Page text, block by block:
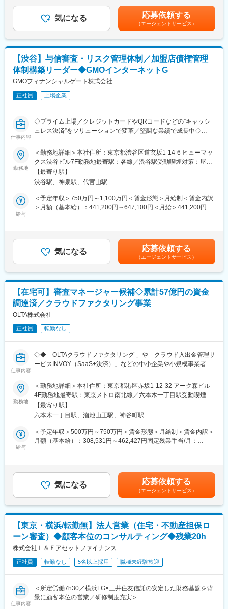
https://www.zenkoku.co.jp/company/shoplist.html
北海道 宮城県 東京都 神奈川県 愛知県 石川県 大阪府 広島県 香川
県 福岡県
変更の範囲：会社の定める業務
・既存取引先（不動産会社、金融機関等）および顧客のフォロー
・融資案件の相談対応、審査、契約事務、実行処理
■入社後のミッション
（1）融資審査
お客様と面談を通し、勤務状況や収入、融資希望内容等様々な側
面から融資可否を判断します。不動産会社への提案活動と並行し
て進める業務のため、他の審査担当や契約担当と連携し面談や事
務手続きを引き継ぐ体制も整えています。
（2）不動産会社への提案活動
不動産会社向けに当社商品の活用場面等の提案活動を行います。
必要な場面で真っ先にご相談いただけるような信頼関係を構築し
を説明する勉強会の実施などを通じて、企業の営業活動を支援し
ます。
■注目ポイント
い専門的な知識を身につけることが可能。
・独自の審査基準を用いており、形式的な審査ではなく顧客との
・担当案件に対し自らの考えを持ち、提案する場面が多々ござい
ますので、真摯に向き合い顧客本位を実感できる環境
■組織構成
本店営業第一部50名、第二部20名、第四部40名、新宿60名、池袋
30名、横浜30名
※人数は暫定、20～30代を中心に幅広い層が活躍しております。
■研修体制
中途入社者が8割以上。入社時研修、フォローアップ研修、OJT、
変更の範囲：会社の定める業務
給年1回、■賞与年2回（6月、12月） ■給与例：年収500万円／26
歳 年収572万円／28歳 年収710万／35歳 ※左記に加え、別途残
業代実費支給賃金はあくまでも目安の金額であり、選考を通じて
上下する可能性があります。月給(月額)は固定手当を含めた表記で
す。
気になる 応募依頼する
（エージェントサービス）
【渋谷】与信審査・リスク管理体制／加盟店債権管理
体制構築リーダー◆GMOインターネットG
GMOフィナンシャルゲート株式会社
正社員 上場企業
仕事内容
◇プライム上場／クレジットカードやQRコードなどの”キャッシ
ュレス決済”をソリューションで変革／堅調な業績で成長中◇
■業務内容：
当社が提供する決済サービスにおける、加盟店審査、途上与信、
債権管理業務のプレイングリーダーとして、実務および体制構
築・業務フロー改善をお任せします。
◎新規加盟店申し込みに対する審査業務（法人・個人事業主）
・審査基準（ロジック）の策定・ブラッシュアップ
・審査業務の自動化・システム化に向けた要件定義・推進
・「犯罪収益移転防止法」や「割賦販売法」等に基づくコンプラ
イアンス対応
・リスク発生時の保全措置の検討・実行
◎チームマネジメント・体制強化
・メンバーの育成・マネジメント
・業務マニュアルの整備
・社内関連部署（営業、システム、法務等）との連携・調整
■ポジションの魅力：
・与信・リスク・債権管理を一気通貫で設計・運営できるポジシ
ョン
・新しいサービスやスキームにも関わりながら、リスク・リター
・経営に近い立場で意思決定に関与できる環境
■募集背景
当社の決済プラットフォーム事業は、近年目覚ましい成長を遂げ
業務の量と複雑性が飛躍的に増大しています。
現状の業務プロセスでは、増え続ける業務量への対応や、さらな
とで、業務全体の効率化と生産性向上を目指しています。この重
要な変革期において、チームを牽引し、業務改善とDX推進をリー
ドしていただけるリーダーを募集します。単に既存業務を遂行す
るだけでなく、未来を見据えた業務設計とチーム育成に貢献して
いただける方を心よりお待ちしております。
変更の範囲：会社の定める業務
勤務地
＜勤務地詳細＞本社住所：東京都渋谷区道玄坂1-14-6 ヒューマッ
クス渋谷ビル7F勤務地最寄駅：各線／渋谷駅受動喫煙対策：屋内
全面禁煙変更の範囲：会社の定める事業所（リモートワーク含
む）
【最寄り駅】
渋谷駅、神泉駅、代官山駅
給与
＜予定年収＞750万円～1,100万円＜賃金形態＞月給制＜賃金内訳
＞月額（基本給）：441,200円～647,100円＜月給＞441,200円～
目安の金額であり、選考を通じて上下する可能性があります。月
給(月額)は固定手当を含めた表記です。
気になる 応募依頼する
（エージェントサービス）
【在宅可】審査マネージャー候補◇累計57億円の資金
調達済／クラウドファクタリング事業
OLTA株式会社
正社員 転勤なし
仕事内容
◇◆「OLTAクラウドファクタリング 」や「クラウド入出金管理サ
ービスINVOY（SaaS+決済）」などの中小企業や小規模事業者向
■業務概要：
OLTAでは「あらゆる情報を信用に変え、あたらしい価値を創出す
る」をミッションに、中小企業が力を発揮できる社会の実現を目
指しています。
今回は、クラウドファクタリングの申込案件について審査のオペ
レーションに携わっていただきますます。
ただきます。
■業務詳細：【変更の範囲：会社の定める業務】
いだきます。
▼審査オペレーション業務：
・オペレーション改善・マニュアルの整備
・提出書類の確認やデータ入力
・財務情報の分析
・買取資金の振込処理
・お客様からの入金代金の消し込み
・お客様への電話ヒアリング
▼与信業務
勤務地
＜勤務地詳細＞本社住所：東京都港区赤坂1-12-32 アーク森ビル
4F勤務地最寄駅：東京メトロ南北線／六本木一丁目駅受動喫煙対
策：敷地内喫煙可能場所あり変更の範囲：本文参照
【最寄り駅】
六本木一丁目駅、溜池山王駅、神谷町駅
給与
＜予定年収＞500万円～750万円＜賃金形態＞月給制＜賃金内訳＞
月額（基本給）：308,531円～462,427円固定残業手当/月：
固定残業手当は時間外労働の有無に関わらず、45時間分支給。45
時間を超える時間外労働分についての割増賃金は追加で支給しま
す。賃金はあくまでも目安の金額であり、選考を通じて上下する
可能性があります。月給(月額)は固定手当を含めた表記です。
気になる 応募依頼する
（エージェントサービス）
【東京・横浜/転勤無】法人営業（住宅・不動産担保ロ
ーン審査）◆顧客本位のコンサルティング◆残業20h
株式会社Ｌ＆Ｆアセットファイナンス
正社員 転勤なし 5名以上採用 職種未経験歓迎
仕事内容
＜所定労働7h30／横浜FG×三井住友信託の安定した財務基盤を背
景に顧客本位の営業／研修制度充実＞